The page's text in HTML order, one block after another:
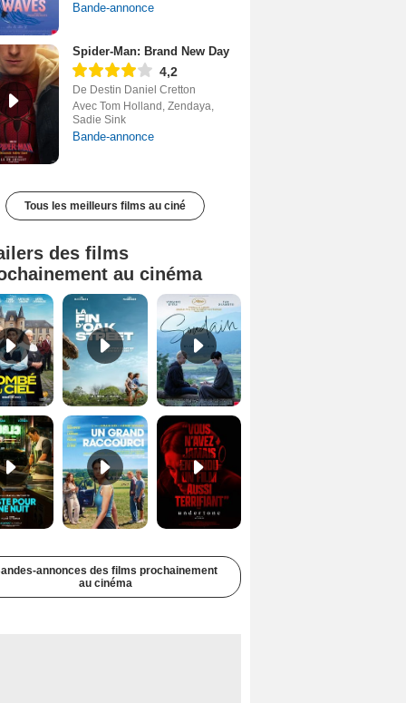
Bande-annonce
Spider-Man: Brand New Day
4,2
De Destin Daniel Cretton
Avec Tom Holland, Zendaya,
Sadie Sink
Bande-annonce
Tous les meilleurs films au ciné
des films
au cinéma
Tombé du ciel Bande-annonce VF La fin d’Oak Street Bande-annonce VO STFR
Juste pour une nuit Bande-annonce VO STFR Un grand raccourci Bande-annonce VF Undertone Bande-annonce VO STFR
annonces des films prochainement
au cinéma